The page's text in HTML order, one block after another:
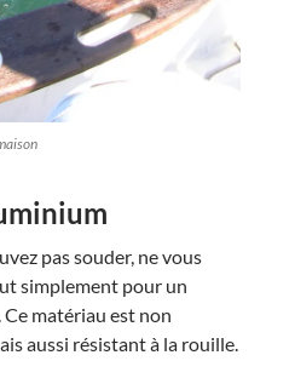
pas souder, ne vous
simplement pour un
matériau est non
aussi résistant à la rouille.